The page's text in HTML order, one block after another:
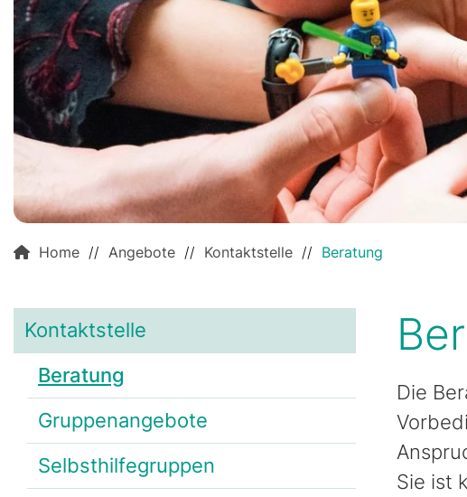
Home // Angebote // Kontaktstelle // Beratung
Kontaktstelle
Beratung
Gruppenangebote
Selbsthilfegruppen
Die
Sie ist